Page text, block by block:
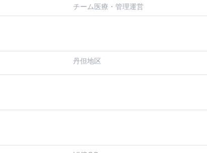
チーム医療・管理運営
丹但地区